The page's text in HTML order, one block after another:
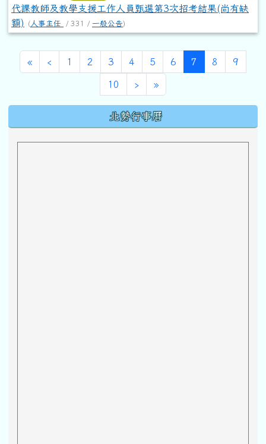
代課教師及教學支援工作人員甄選第3次招考結果(尚有缺
額)
( 人事主任 / 331 / 一般公告)
«第一頁
‹ 上一頁
1 2 3 4 5 6 7 (目前頁次)
8 9
10 ›下一頁
»最後頁
北勢行事曆